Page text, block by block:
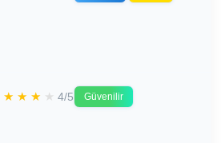
★ ★ ★ ★ 4/5 Güvenilir